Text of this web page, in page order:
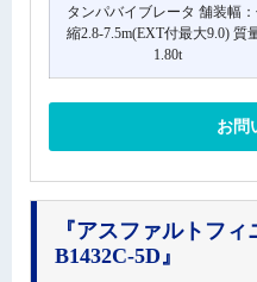
タンパバイブレータ 舗装幅
縮2.8-7.5m(EXT付最大9.0) 質
1.80t
お問
『アスファルトフ
B1432C-5D』